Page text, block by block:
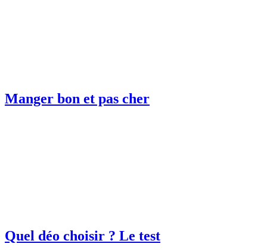
Manger bon et pas cher
Quel déo choisir ? Le test